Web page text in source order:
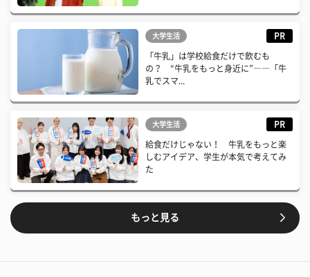
大学生活 PR
「牛乳」は学校給食だけで飲むも
の？ “牛乳をもっと身近に”――「牛
乳でスマ...
大学生活 PR
給食だけじゃない！ 牛乳をもっと楽
しむアイデア、学生が本気で考えてみ
た
もっと見る